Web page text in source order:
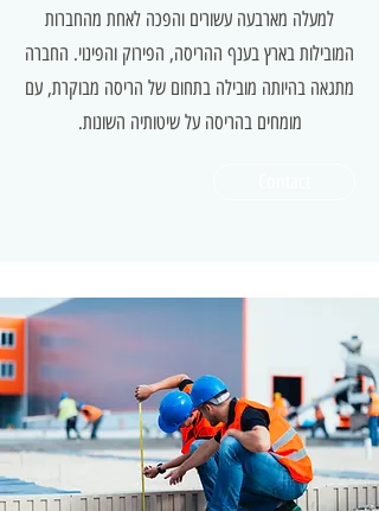
למעלה מארבעה עשורים והפכה לאחת מהחברות
המובילות בארץ בענף ההריסה, הפירוק והפינוי. החברה
מתגאה בהיותה מובילה בתחום של הריסה מבוקרת, עם
מומחים בהריסה על שיטותיה השונות.